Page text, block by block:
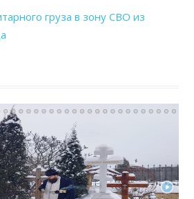
груза в зону СВО из